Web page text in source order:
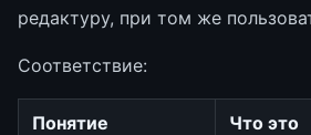
редактуру, при том же
Соответствие:
Понятие Что это